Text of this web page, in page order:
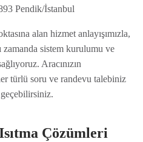
Pendik/İstanbul
alan hizmet anlayışımızla,
zamanda sistem kurulumu ve
Aracınızın
türlü soru ve randevu talebiniz
Çözümleri